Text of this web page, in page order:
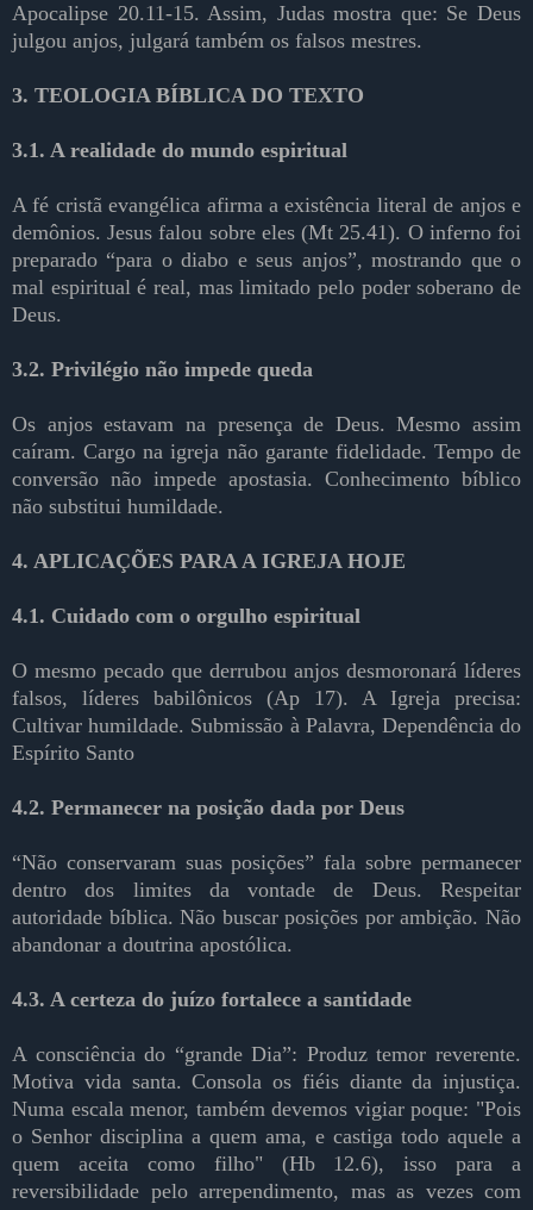
Apocalipse 20.11-15. Assim, Judas mostra que: Se Deus
julgou anjos, julgará também os falsos mestres.
3. TEOLOGIA BÍBLICA DO TEXTO
3.1. A realidade do mundo espiritual
A fé cristã evangélica afirma a existência literal de anjos e
demônios. Jesus falou sobre eles (Mt 25.41). O inferno foi
preparado “para o diabo e seus anjos”, mostrando que o
mal espiritual é real, mas limitado pelo poder soberano de
Deus.
3.2. Privilégio não impede queda
Os anjos estavam na presença de Deus. Mesmo assim
caíram. Cargo na igreja não garante fidelidade. Tempo de
conversão não impede apostasia. Conhecimento bíblico
não substitui humildade.
4. APLICAÇÕES PARA A IGREJA HOJE
4.1. Cuidado com o orgulho espiritual
O mesmo pecado que derrubou anjos desmoronará líderes
falsos, líderes babilônicos (Ap 17). A Igreja precisa:
Cultivar humildade. Submissão à Palavra, Dependência do
Espírito Santo
4.2. Permanecer na posição dada por Deus
“Não conservaram suas posições” fala sobre permanecer
dentro dos limites da vontade de Deus. Respeitar
autoridade bíblica. Não buscar posições por ambição. Não
abandonar a doutrina apostólica.
4.3. A certeza do juízo fortalece a santidade
A consciência do “grande Dia”: Produz temor reverente.
Motiva vida santa. Consola os fiéis diante da injustiça.
Numa escala menor, também devemos vigiar poque: "Pois
o Senhor disciplina a quem ama, e castiga todo aquele a
quem aceita como filho" (Hb 12.6), isso para a
reversibilidade pelo arrependimento, mas as vezes com